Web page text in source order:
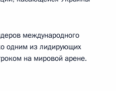
международного
одним из лидирующих
на мировой арене.